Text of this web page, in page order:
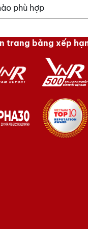
phù hợp
trang bảng xếp